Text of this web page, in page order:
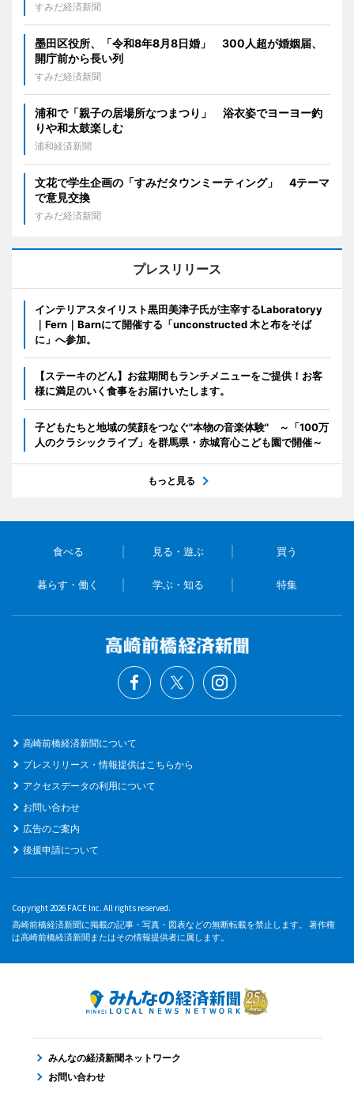
すみだ経済新聞
墨田区役所、「令和8年8月8日婚」 300人超が婚姻届、
開庁前から長い列
すみだ経済新聞
浦和で「親子の居場所なつまつり」 浴衣姿でヨーヨー釣
りや和太鼓楽しむ
浦和経済新聞
文花で学生企画の「すみだタウンミーティング」 4テーマ
で意見交換
すみだ経済新聞
プレスリリース
インテリアスタイリスト黒田美津子氏が主宰するLaboratoryy
｜Fern｜Barnにて開催する「unconstructed 木と布をそば
に」へ参加。
【ステーキのどん】お盆期間もランチメニューをご提供！お客
様に満足のいく食事をお届けいたします。
子どもたちと地域の笑顔をつなぐ"本物の音楽体験" ～「100万
人のクラシックライブ」を群馬県・赤城育心こども園で開催～
もっと見る
食べる 見る・遊ぶ 買う
暮らす・働く 学ぶ・知る 特集
高崎前橋経済新聞について
プレスリリース・情報提供はこちらから
アクセスデータの利用について
お問い合わせ
広告のご案内
後援申請について
Copyright 2026 FACE Inc. All rights reserved.
高崎前橋経済新聞に掲載の記事・写真・図表などの無断転載を禁止します。 著作権
は高崎前橋経済新聞またはその情報提供者に属します。
みんなの経済新聞ネットワーク
お問い合わせ